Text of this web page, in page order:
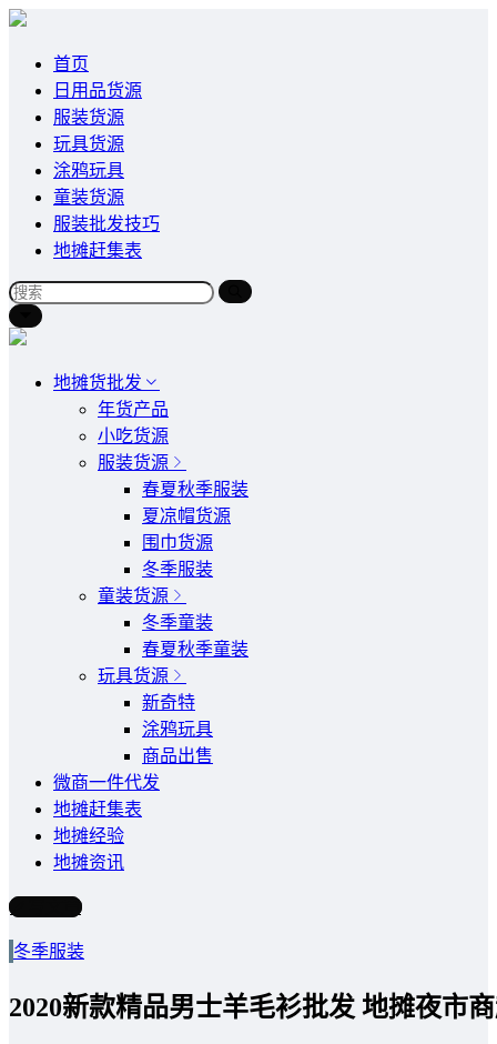
首页
日用品货源
服装货源
玩具货源
涂鸦玩具
童装货源
服装批发技巧
地摊赶集表
地摊货批发
年货产品
小吃货源
服装货源
春夏秋季服装
夏凉帽货源
围巾货源
冬季服装
童装货源
冬季童装
春夏秋季童装
玩具货源
新奇特
涂鸦玩具
商品出售
微商一件代发
地摊赶集表
地摊经验
地摊资讯
写文章
冬季服装
2020新款精品男士羊毛衫批发 地摊夜市